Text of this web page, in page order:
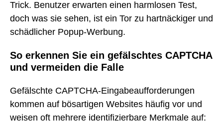
Trick. Benutzer erwarten einen harmlosen Test,
doch was sie sehen, ist ein Tor zu hartnäckiger und
schädlicher Popup-Werbung.
So erkennen Sie ein gefälschtes CAPTCHA
und vermeiden die Falle
Gefälschte CAPTCHA-Eingabeaufforderungen
kommen auf bösartigen Websites häufig vor und
weisen oft mehrere identifizierbare Merkmale auf: